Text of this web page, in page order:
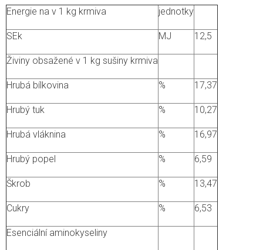
Energie na v 1 kg krmiva jednotky
SEk MJ 12,5
Živiny obsažené v 1 kg sušiny krmiva
Hrubá bílkovina % 17,37
Hrubý tuk % 10,27
Hrubá vláknina % 16,97
Hrubý popel % 6,59
Škrob % 13,47
Cukry % 6,53
Esenciální aminokyseliny